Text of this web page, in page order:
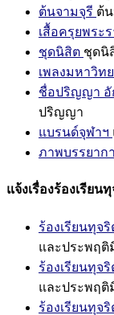
ต้นจามจุรี ต้
เสื้อครุยพระ
ชุดนิสิต ชุดนิ
เพลงมหาวิท
ชื่อปริญญา
ปริญญา
แบรนด์จุฬาฯ
ภาพบรรยาก
แจ้งเรื่องร้องเรียน
ร้องเรียนทุจ
และประพฤติ
ร้องเรียนทุจ
และประพฤติ
ร้องเรียนทุจ